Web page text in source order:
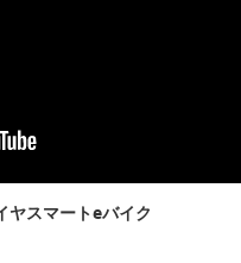
ヤスマートeバイク